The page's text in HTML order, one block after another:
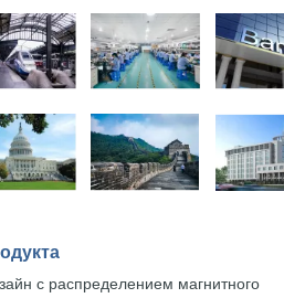
с распределением магнитного